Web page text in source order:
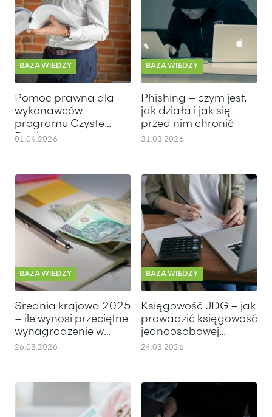
BAZA WIEDZY
Pomoc prawna dla
wykonawców
programu Czyste
Powietrze
01.04.2026
BAZA WIEDZY
Phishing – czym jest,
jak działa i jak się
przed nim chronić
31.03.2026
Średnia krajowa 2025 – ile wynosi przeciętne
BAZA WIEDZY
Średnia krajowa 2025
– ile wynosi przeciętne
wynagrodzenie w
Polsce?
26.03.2026
Księgowość JDG – jak
BAZA WIEDZY
Księgowość JDG – jak
prowadzić księgowość
jednoosobowej
działalności
24.03.2026
Płaca minimalna 2026 – ile wynosi minimalne
Nota obciążeniowa – czym